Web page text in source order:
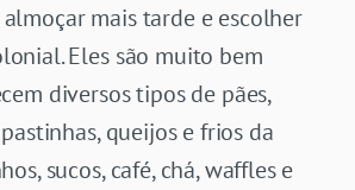
mais tarde e escolher
Eles são muito bem
diversos tipos de pães,
queijos e frios da
sucos, café, chá, waffles e